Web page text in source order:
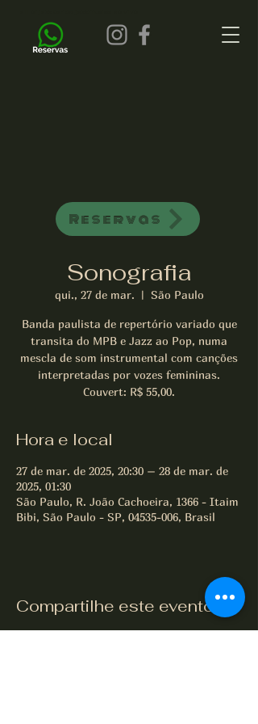
Reservas
Sonografia
qui., 27 de mar.
  |
São Paulo
Banda paulista de repertório variado que
transita do MPB e Jazz ao Pop, numa
mescla de som instrumental com canções
interpretadas por vozes femininas.
Couvert: R$ 55,00.
Hora e local
27 de mar. de 2025, 20:30 – 28 de mar. de
2025, 01:30
São Paulo, R. João Cachoeira, 1366 - Itaim
Bibi, São Paulo - SP, 04535-006, Brasil
Compartilhe este evento